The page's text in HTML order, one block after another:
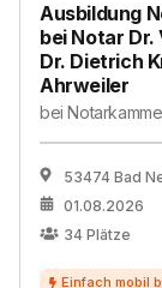
Ausbildung
bei Notar
Dr. Dietrich
Ahrweiler
bei
53474 Bad
01.08.2026
34 Plätze